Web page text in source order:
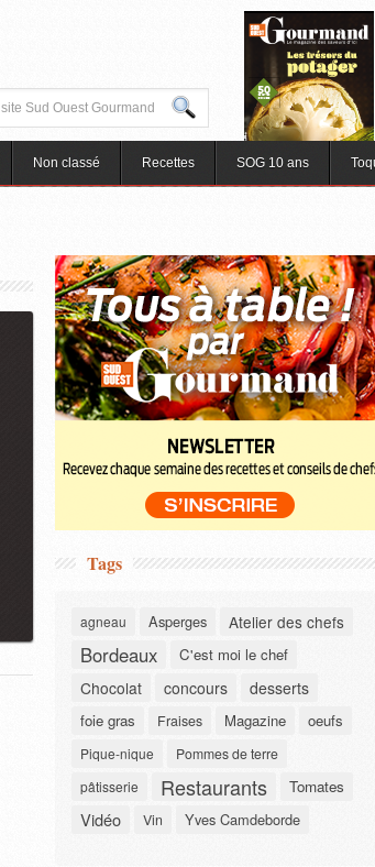
Non classé Recettes SOG 10 ans
Tags
agneau Asperges Atelier des chefs
Bordeaux C'est moi le chef
Chocolat concours desserts
foie gras Fraises Magazine oeufs
Pique-nique
Pommes de terre
pâtisserie
Restaurants Tomates
Vidéo Vin Yves Camdeborde